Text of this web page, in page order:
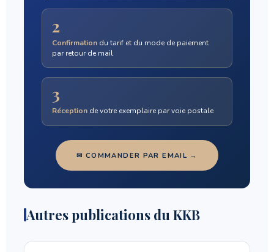
2
Confirmation du tarif et du mode de paiement
par retour de mail
3
Réception de votre exemplaire par voie postale
✉ COMMANDER PAR EMAIL →
Autres publications du KKB